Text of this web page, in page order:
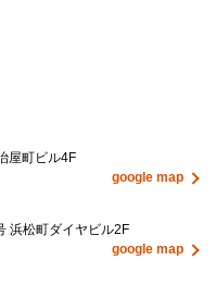
屋町ビル4F
google map
浜松町ダイヤビル2F
google map